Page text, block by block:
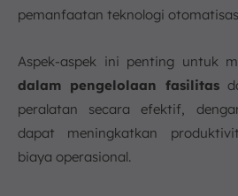
pemanfaatan teknologi
Aspek-aspek ini penting untuk
dalam pengelolaan fasilitas
peralatan secara efektif,
dapat meningkatkan
biaya operasional.